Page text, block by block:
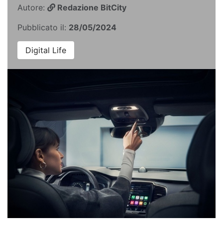
Autore:
Redazione BitCity
Pubblicato il: 28/05/2024
Digital Life